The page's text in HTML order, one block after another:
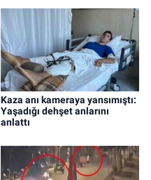
Kaza anı kameraya yansımıştı:
Yaşadığı dehşet anlarını
anlattı